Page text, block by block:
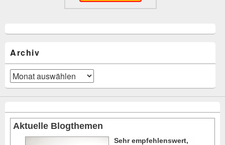
Archiv
Archiv
Aktuelle Blogthemen
Sehr empfehlenswert,